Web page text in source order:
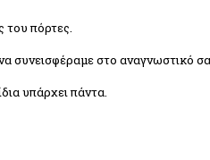
Ταξινόμηση ανά:
του πόρτες.
συνεισφέραμε στο αναγνωστικό
υπάρχει πάντα.